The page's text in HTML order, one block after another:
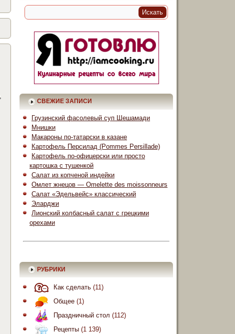
СВЕЖИЕ ЗАПИСИ
Грузинский фасолевый суп Шешамади
Мнишки
Макароны по-татарски в казане
Картофель Персилад (Pommes Persillade)
Картофель по-офицерски или просто
картошка с тушенкой
Салат из копченой индейки
Омлет жнецов — Omelette des moissonneurs
Салат «Эдельвейс» классический
Эларджи
Лионский колбасный салат с грецкими
орехами
РУБРИКИ
Как сделать (11)
Общее (1)
Праздничный стол (112)
Рецепты (1 139)